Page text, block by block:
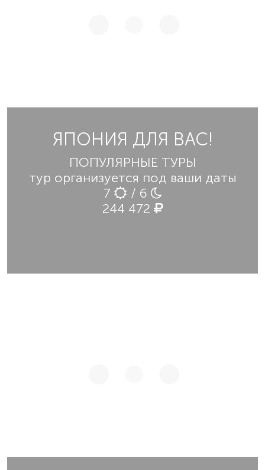
ЯПОНИЯ ДЛЯ ВАС!
ПОПУЛЯРНЫЕ ТУРЫ
тур организуется под ваши даты
7
/ 6
244 472